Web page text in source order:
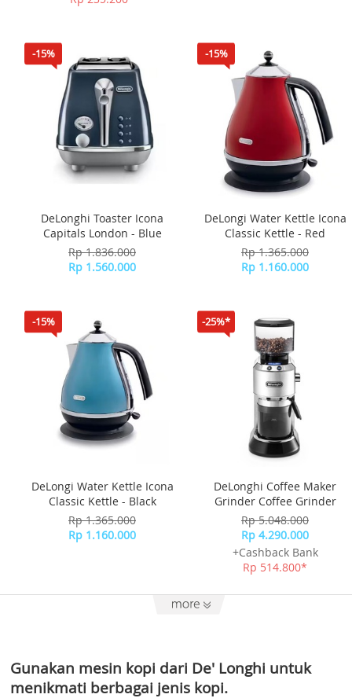
-15%
DeLonghi Toaster Icona
Capitals London - Blue
Rp 1.836.000
Rp 1.560.000
-15%
DeLongi Water Kettle Icona
Classic Kettle - Red
Rp 1.365.000
Rp 1.160.000
-15%
DeLongi Water Kettle Icona
Classic Kettle - Black
Rp 1.365.000
Rp 1.160.000
-25%*
DeLonghi Coffee Maker
Grinder Coffee Grinder
Rp 5.048.000
Rp 4.290.000
+Cashback Bank
Rp 514.800*
Gunakan mesin kopi dari De' Longhi untuk
menikmati berbagai jenis kopi.